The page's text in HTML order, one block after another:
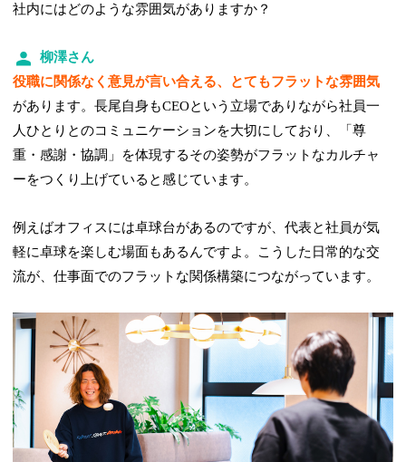
社内にはどのような雰囲気がありますか？
柳澤さん
役職に関係なく意見が言い合える、とてもフラットな雰囲気
があります。長尾自身もCEOという立場でありながら社員一
人ひとりとのコミュニケーションを大切にしており、「尊
重・感謝・協調」を体現するその姿勢がフラットなカルチャ
ーをつくり上げていると感じています。
例えばオフィスには卓球台があるのですが、代表と社員が気
軽に卓球を楽しむ場面もあるんですよ。こうした日常的な交
流が、仕事面でのフラットな関係構築につながっています。